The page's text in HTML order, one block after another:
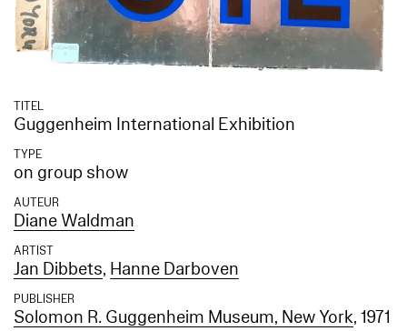
TITEL
Guggenheim International Exhibition
TYPE
on group show
AUTEUR
Diane Waldman
ARTIST
Jan Dibbets, Hanne Darboven
PUBLISHER
Solomon R. Guggenheim Museum, New York, 1971